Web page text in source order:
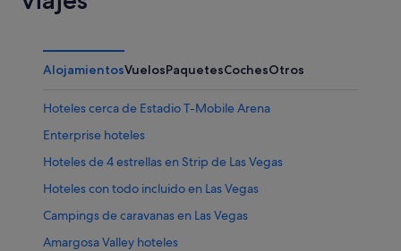
AlojamientosVuelosPaquetesCochesOtros
Hoteles cerca de Estadio T-Mobile Arena
Enterprise hoteles
Hoteles de 4 estrellas en Strip de Las Vegas
Hoteles con todo incluido en Las Vegas
Campings de caravanas en Las Vegas
Amargosa Valley hoteles